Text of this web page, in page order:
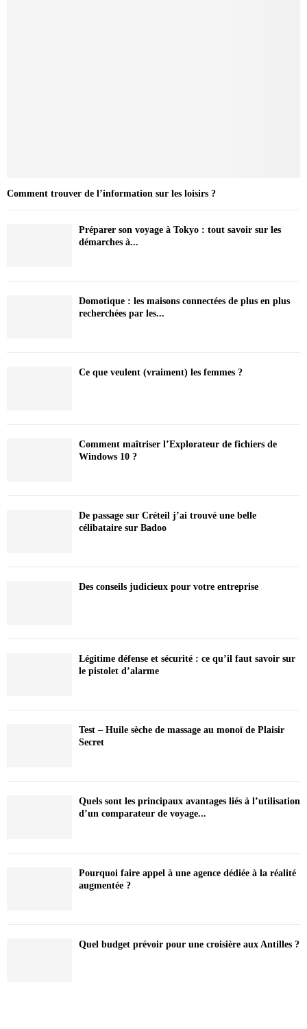
Comment trouver de l’information sur les loisirs ?
Préparer son voyage à Tokyo : tout savoir sur les
démarches à...
Domotique : les maisons connectées de plus en plus
recherchées par les...
Ce que veulent (vraiment) les femmes ?
Comment maîtriser l’Explorateur de fichiers de
Windows 10 ?
De passage sur Créteil j’ai trouvé une belle
célibataire sur Badoo
Des conseils judicieux pour votre entreprise
Légitime défense et sécurité : ce qu’il faut savoir sur
le pistolet d’alarme
Test – Huile sèche de massage au monoï de Plaisir
Secret
Quels sont les principaux avantages liés à l’utilisation
d’un comparateur de voyage...
Pourquoi faire appel à une agence dédiée à la réalité
augmentée ?
Quel budget prévoir pour une croisière aux Antilles ?